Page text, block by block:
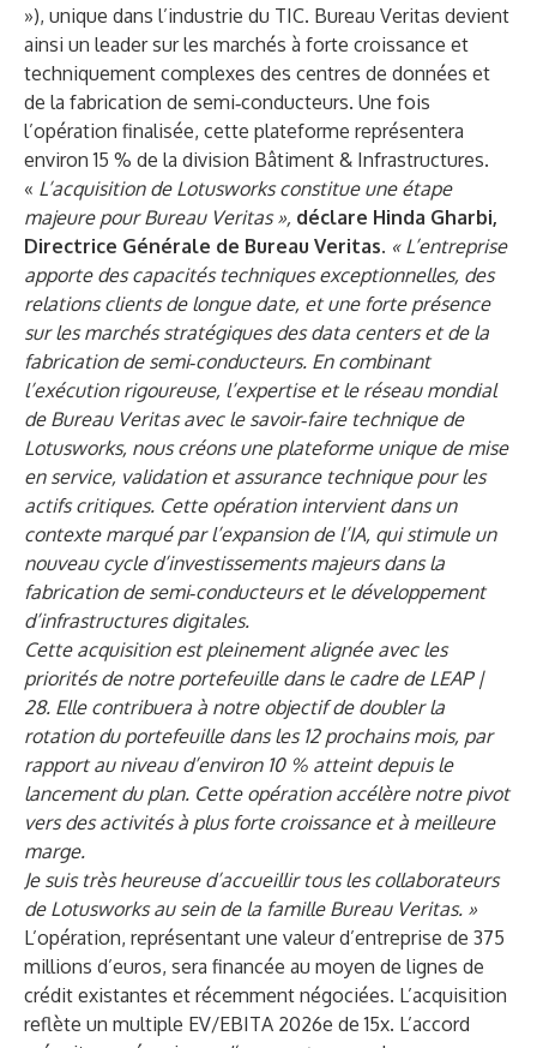
»), unique dans l’industrie du TIC. Bureau Veritas devient
ainsi un leader sur les marchés à forte croissance et
techniquement complexes des centres de données et
de la fabrication de semi‑conducteurs. Une fois
l’opération finalisée, cette plateforme représentera
environ 15 % de la division Bâtiment & Infrastructures.
« L’acquisition de Lotusworks constitue une étape
majeure pour Bureau Veritas », déclare Hinda Gharbi,
Directrice Générale de Bureau Veritas. « L’entreprise
apporte des capacités techniques exceptionnelles, des
relations clients de longue date, et une forte présence
sur les marchés stratégiques des data centers et de la
fabrication de semi‑conducteurs. En combinant
l’exécution rigoureuse, l’expertise et le réseau mondial
de Bureau Veritas avec le savoir‑faire technique de
Lotusworks, nous créons une plateforme unique de mise
en service, validation et assurance technique pour les
actifs critiques. Cette opération intervient dans un
contexte marqué par l’expansion de l’IA, qui stimule un
nouveau cycle d’investissements majeurs dans la
fabrication de semi‑conducteurs et le développement
d’infrastructures digitales.
Cette acquisition est pleinement alignée avec les
priorités de notre portefeuille dans le cadre de LEAP |
28. Elle contribuera à notre objectif de doubler la
rotation du portefeuille dans les 12 prochains mois, par
rapport au niveau d’environ 10 % atteint depuis le
lancement du plan. Cette opération accélère notre pivot
vers des activités à plus forte croissance et à meilleure
marge.
Je suis très heureuse d’accueillir tous les collaborateurs
de Lotusworks au sein de la famille Bureau Veritas. »
L’opération, représentant une valeur d’entreprise de 375
millions d’euros, sera financée au moyen de lignes de
crédit existantes et récemment négociées. L’acquisition
reflète un multiple EV/EBITA 2026e de 15x. L’accord